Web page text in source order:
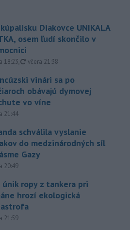
Diakovce UNIKALA
osem ľudí skončilo v
18:23, aktualizované
včera 21:38
vinári sa po
obávajú dymovej
vo víne
21:44
schválila vyslanie
do medzinárodných síl
Gazy
20:49
únik ropy z tankera pri
hrozí ekologická
21:59